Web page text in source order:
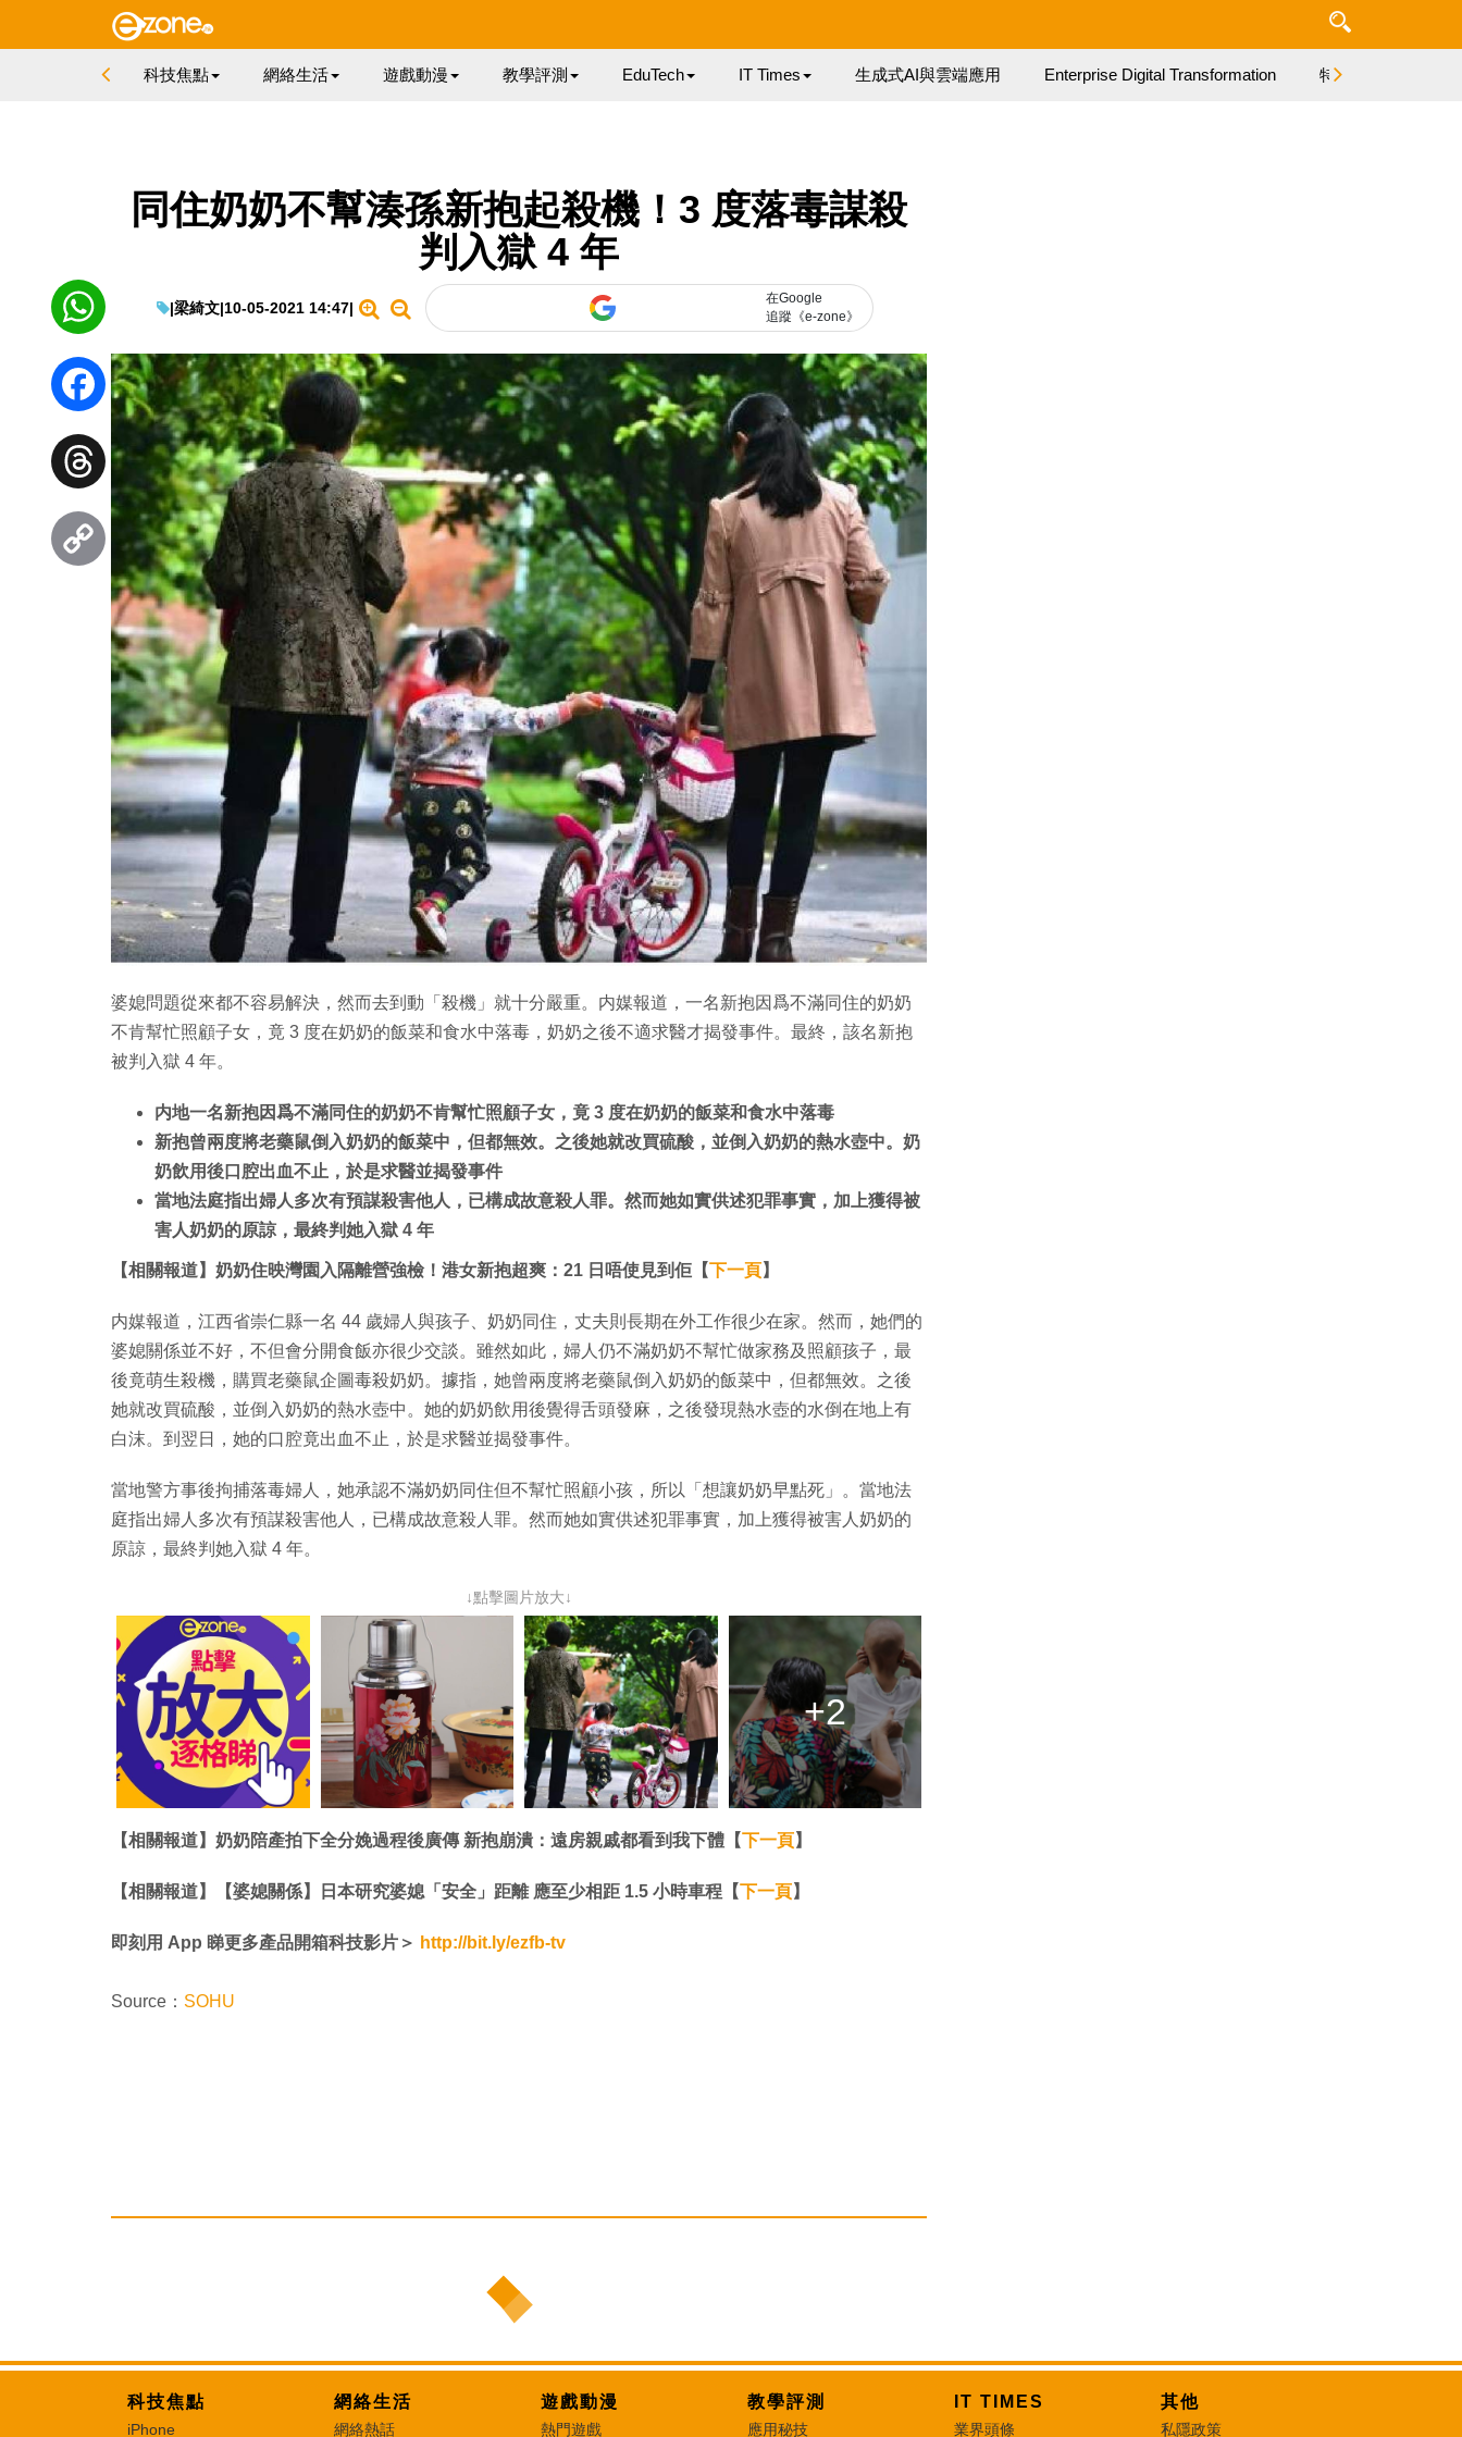
科技焦點 網絡生活 遊戲動漫 教學評測 EduTech IT Times 生成式AI與雲端應用 Enterprise Digital Transformation 特集
同住奶奶不幫湊孫新抱起殺機！3 度落毒謀殺
判入獄 4 年
|梁綺文|10-05-2021 14:47|
在Google
追蹤《e-zone》
婆媳問題從來都不容易解決，然而去到動「殺機」就十分嚴重。内媒報道，一名新抱因爲不滿同住的奶奶
不肯幫忙照顧子女，竟 3 度在奶奶的飯菜和食水中落毒，奶奶之後不適求醫才揭發事件。最終，該名新抱
被判入獄 4 年。
内地一名新抱因爲不滿同住的奶奶不肯幫忙照顧子女，竟 3 度在奶奶的飯菜和食水中落毒
新抱曾兩度將老藥鼠倒入奶奶的飯菜中，但都無效。之後她就改買硫酸，並倒入奶奶的熱水壺中。奶
奶飲用後口腔出血不止，於是求醫並揭發事件
當地法庭指出婦人多次有預謀殺害他人，已構成故意殺人罪。然而她如實供述犯罪事實，加上獲得被
害人奶奶的原諒，最終判她入獄 4 年
【相關報道】奶奶住映灣園入隔離營強檢！港女新抱超爽：21 日唔使見到佢【下一頁】
内媒報道，江西省崇仁縣一名 44 歲婦人與孩子、奶奶同住，丈夫則長期在外工作很少在家。然而，她們的
婆媳關係並不好，不但會分開食飯亦很少交談。雖然如此，婦人仍不滿奶奶不幫忙做家務及照顧孩子，最
後竟萌生殺機，購買老藥鼠企圖毒殺奶奶。據指，她曾兩度將老藥鼠倒入奶奶的飯菜中，但都無效。之後
她就改買硫酸，並倒入奶奶的熱水壺中。她的奶奶飲用後覺得舌頭發麻，之後發現熱水壺的水倒在地上有
白沫。到翌日，她的口腔竟出血不止，於是求醫並揭發事件。
當地警方事後拘捕落毒婦人，她承認不滿奶奶同住但不幫忙照顧小孩，所以「想讓奶奶早點死」。當地法
庭指出婦人多次有預謀殺害他人，已構成故意殺人罪。然而她如實供述犯罪事實，加上獲得被害人奶奶的
原諒，最終判她入獄 4 年。
↓點擊圖片放大↓
+2
【相關報道】奶奶陪產拍下全分娩過程後廣傳 新抱崩潰：遠房親戚都看到我下體【下一頁】
【相關報道】【婆媳關係】日本研究婆媳「安全」距離 應至少相距 1.5 小時車程【下一頁】
即刻用 App 睇更多產品開箱科技影片＞ http://bit.ly/ezfb-tv
Source： SOHU
WhatsApp
Facebook
Threads
Copy
Link
科技焦點
iPhone
網絡生活
網絡熱話
遊戲動漫
熱門遊戲
教學評測
應用秘技
IT TIMES
業界頭條
其他
私隱政策